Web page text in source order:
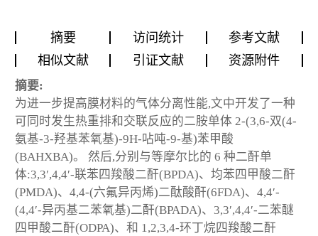
摘要 访问统计
参考文献
相似文献
引证文献 资源附件
摘要:
为进一步提高膜材料的气体分离性能,文中开发了一种
可同时发生热重排和交联反应的二胺单体 2-(3,6-双(4-
氨基-3-羟基苯氧基)-9H-呫吨-9-基)苯甲酸
(BAHXBA)。 然后,分别与等摩尔比的 6 种二酐单
体:3,3′,4,4′-联苯四羧酸二酐(BPDA)、均苯四甲酸二酐
(PMDA)、4,4-(六氟异丙烯)二酞酸酐(6FDA)、4,4′-
(4,4′-异丙基二苯氧基)二酐(BPADA)、3,3′,4,4′-二苯醚
四甲酸二酐(ODPA)、和 1,2,3,4-环丁烷四羧酸二酐